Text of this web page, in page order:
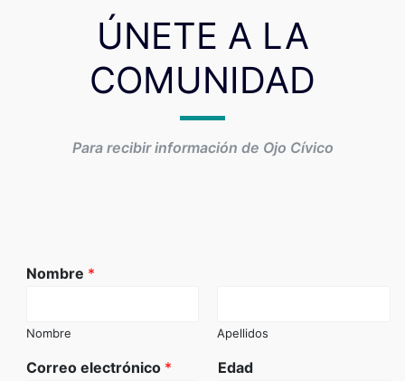
ÚNETE A LA
COMUNIDAD
Para recibir información de Ojo Cívico
Nombre *
Nombre Apellidos
Correo electrónico * Edad